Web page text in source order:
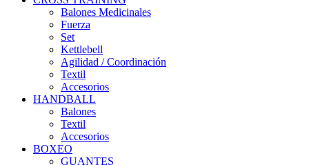
Balones Medicinales
Fuerza
Set
Kettlebell
Agilidad / Coordinación
Textil
Accesorios
HANDBALL
Balones
Textil
Accesorios
BOXEO
GUANTES